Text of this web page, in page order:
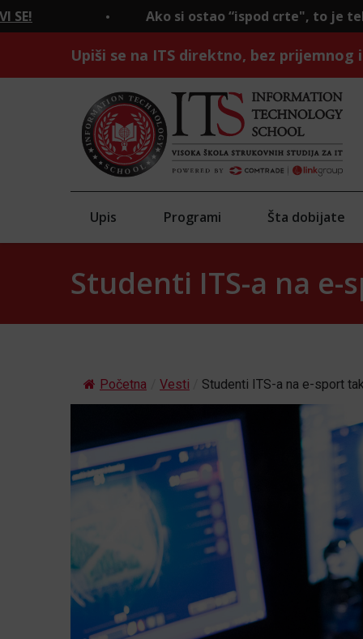
Ako si ostao “ispod crte", to je tek početak.PRIJAVI
Upiši se na ITS direktno, bez prijemnog
Upis Programi Šta dobijate
Studenti ITS-a na
Početna Vesti Studenti ITS-a na e-sport